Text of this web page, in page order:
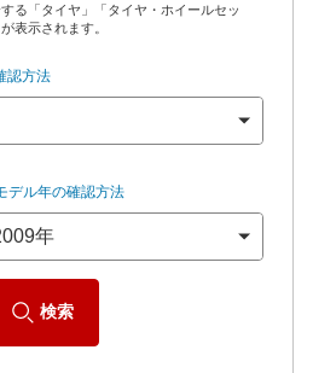
す。
る「タイヤ」「タイヤ・ホイールセッ
表示されます。
認方法
デル年の確認方法
検索